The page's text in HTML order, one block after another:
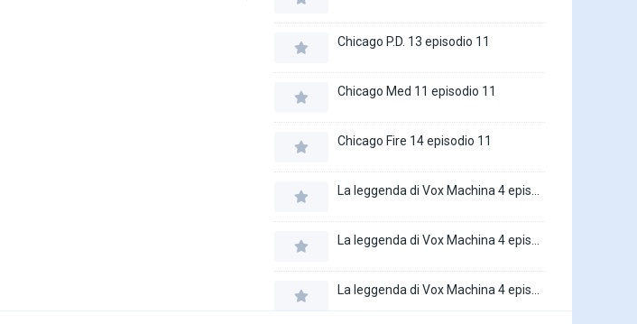
Chicago P.D. 13 episodio 11
Chicago Med 11 episodio 11
Chicago Fire 14 episodio 11